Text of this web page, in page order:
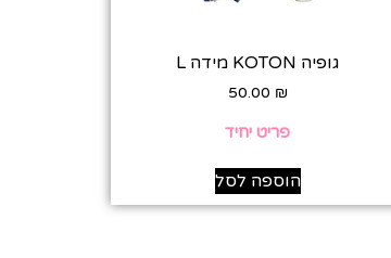
גופיה KOTON מידה L
50.00 ₪
פריט יחיד
הוספה לסל